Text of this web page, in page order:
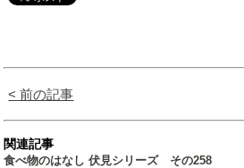
< 前の記事
関連記事
食べ物のはなし 伏見シリーズ その258